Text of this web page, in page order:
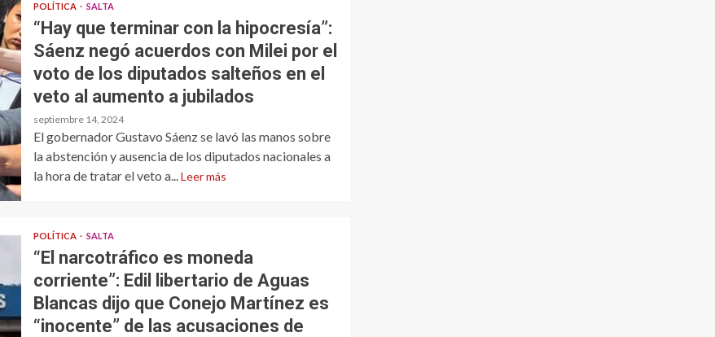
POLÍTICA SALTA
“Hay que terminar con la hipocresía”:
Sáenz negó acuerdos con Milei por el
voto de los diputados salteños en el
veto al aumento a jubilados
septiembre 14, 2024
El gobernador Gustavo Sáenz se lavó las manos sobre
la abstención y ausencia de los diputados nacionales a
la hora de tratar el veto a...Leer más
POLÍTICA SALTA
“El narcotráfico es moneda
corriente”: Edil libertario de Aguas
Blancas dijo que Conejo Martínez es
“inocente” de las acusaciones de